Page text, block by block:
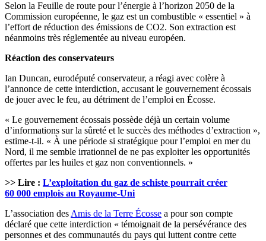
Selon la Feuille de route pour l’énergie à l’horizon 2050 de la
Commission européenne, le gaz est un combustible « essentiel » à
l’effort de réduction des émissions de CO2. Son extraction est
néanmoins très réglementée au niveau européen.
Réaction des conservateurs
Ian Duncan, eurodéputé conservateur, a réagi avec colère à
l’annonce de cette interdiction, accusant le gouvernement écossais
de jouer avec le feu, au détriment de l’emploi en Écosse.
« Le gouvernement écossais possède déjà un certain volume
d’informations sur la sûreté et le succès des méthodes d’extraction »,
estime-t-il. « À une période si stratégique pour l’emploi en mer du
Nord, il me semble irrationnel de ne pas exploiter les opportunités
offertes par les huiles et gaz non conventionnels. »
>> Lire : L’exploitation du gaz de schiste pourrait créer
60 000 emplois au Royaume-Uni
L’association des Amis de la Terre Écosse a pour son compte
déclaré que cette interdiction « témoignait de la persévérance des
personnes et des communautés du pays qui luttent contre cette